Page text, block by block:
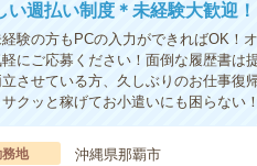
い週払い制度＊未経験大歓迎！
験の方もPCの入力ができればOK！
軽にご応募ください！面倒な履歴書
立させている方、久しぶりのお仕事
サクッと稼げてお小遣いにも困らない！
務地
沖縄県那覇市